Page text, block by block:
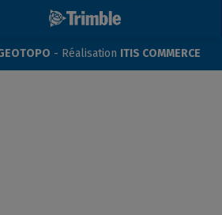
- Réalisation ITIS COMMERCE